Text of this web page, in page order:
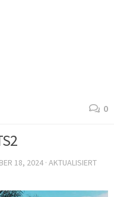
0
18, 2024 · AKTUALISIERT